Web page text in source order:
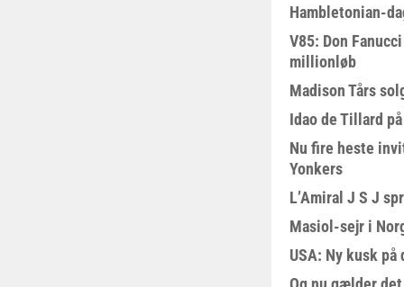
Hambletonian-
V85: Don
millionløb
Madison Tårs
Idao de Tillard
Nu fire heste
Yonkers
L’Amiral J S J
Masiol-sejr i
USA: Ny kusk på